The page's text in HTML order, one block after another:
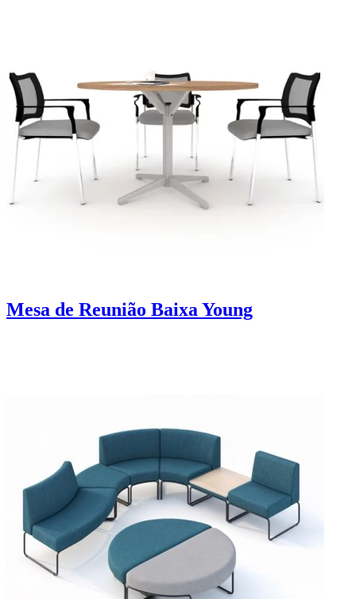
Mesa de Reunião Baixa Young